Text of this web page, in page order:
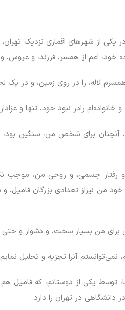
در یکی از شهرهای اقماری نزدیک
خود، اعم از همسر، فرزند، و عروس،
لاله، را در روی زمین، و در یک
خانواده‌ام رادر نبود خود، تنها و
آنچنان برای شخص من، سنگین
جسمی، و روحی من، موجب
خود من نیزاز تعدادی بزرگان
من بسیار سخت، و دشوار و حتی
نمی‌توانستم آنرا تجزیه و تحلیل
توسط یکی از دوستانم، که فامیل
در تهران را دارد.